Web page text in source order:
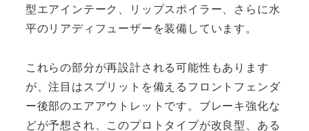
型エアインテーク、リップスポイラー、さらに水
平のリアディフューザーを装備しています。
これらの部分が再設計される可能性もあります
が、注目はスプリットを備えるフロントフェンダ
ー後部のエアアウトレットです。ブレーキ強化な
どが予想され、このプロトタイプが改良型、ある